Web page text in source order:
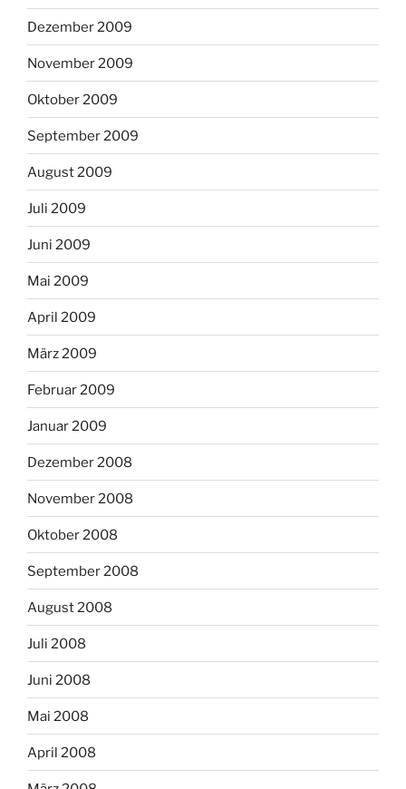
Dezember 2009
November 2009
Oktober 2009
September 2009
August 2009
Juli 2009
Juni 2009
Mai 2009
April 2009
März 2009
Februar 2009
Januar 2009
Dezember 2008
November 2008
Oktober 2008
September 2008
August 2008
Juli 2008
Juni 2008
Mai 2008
April 2008